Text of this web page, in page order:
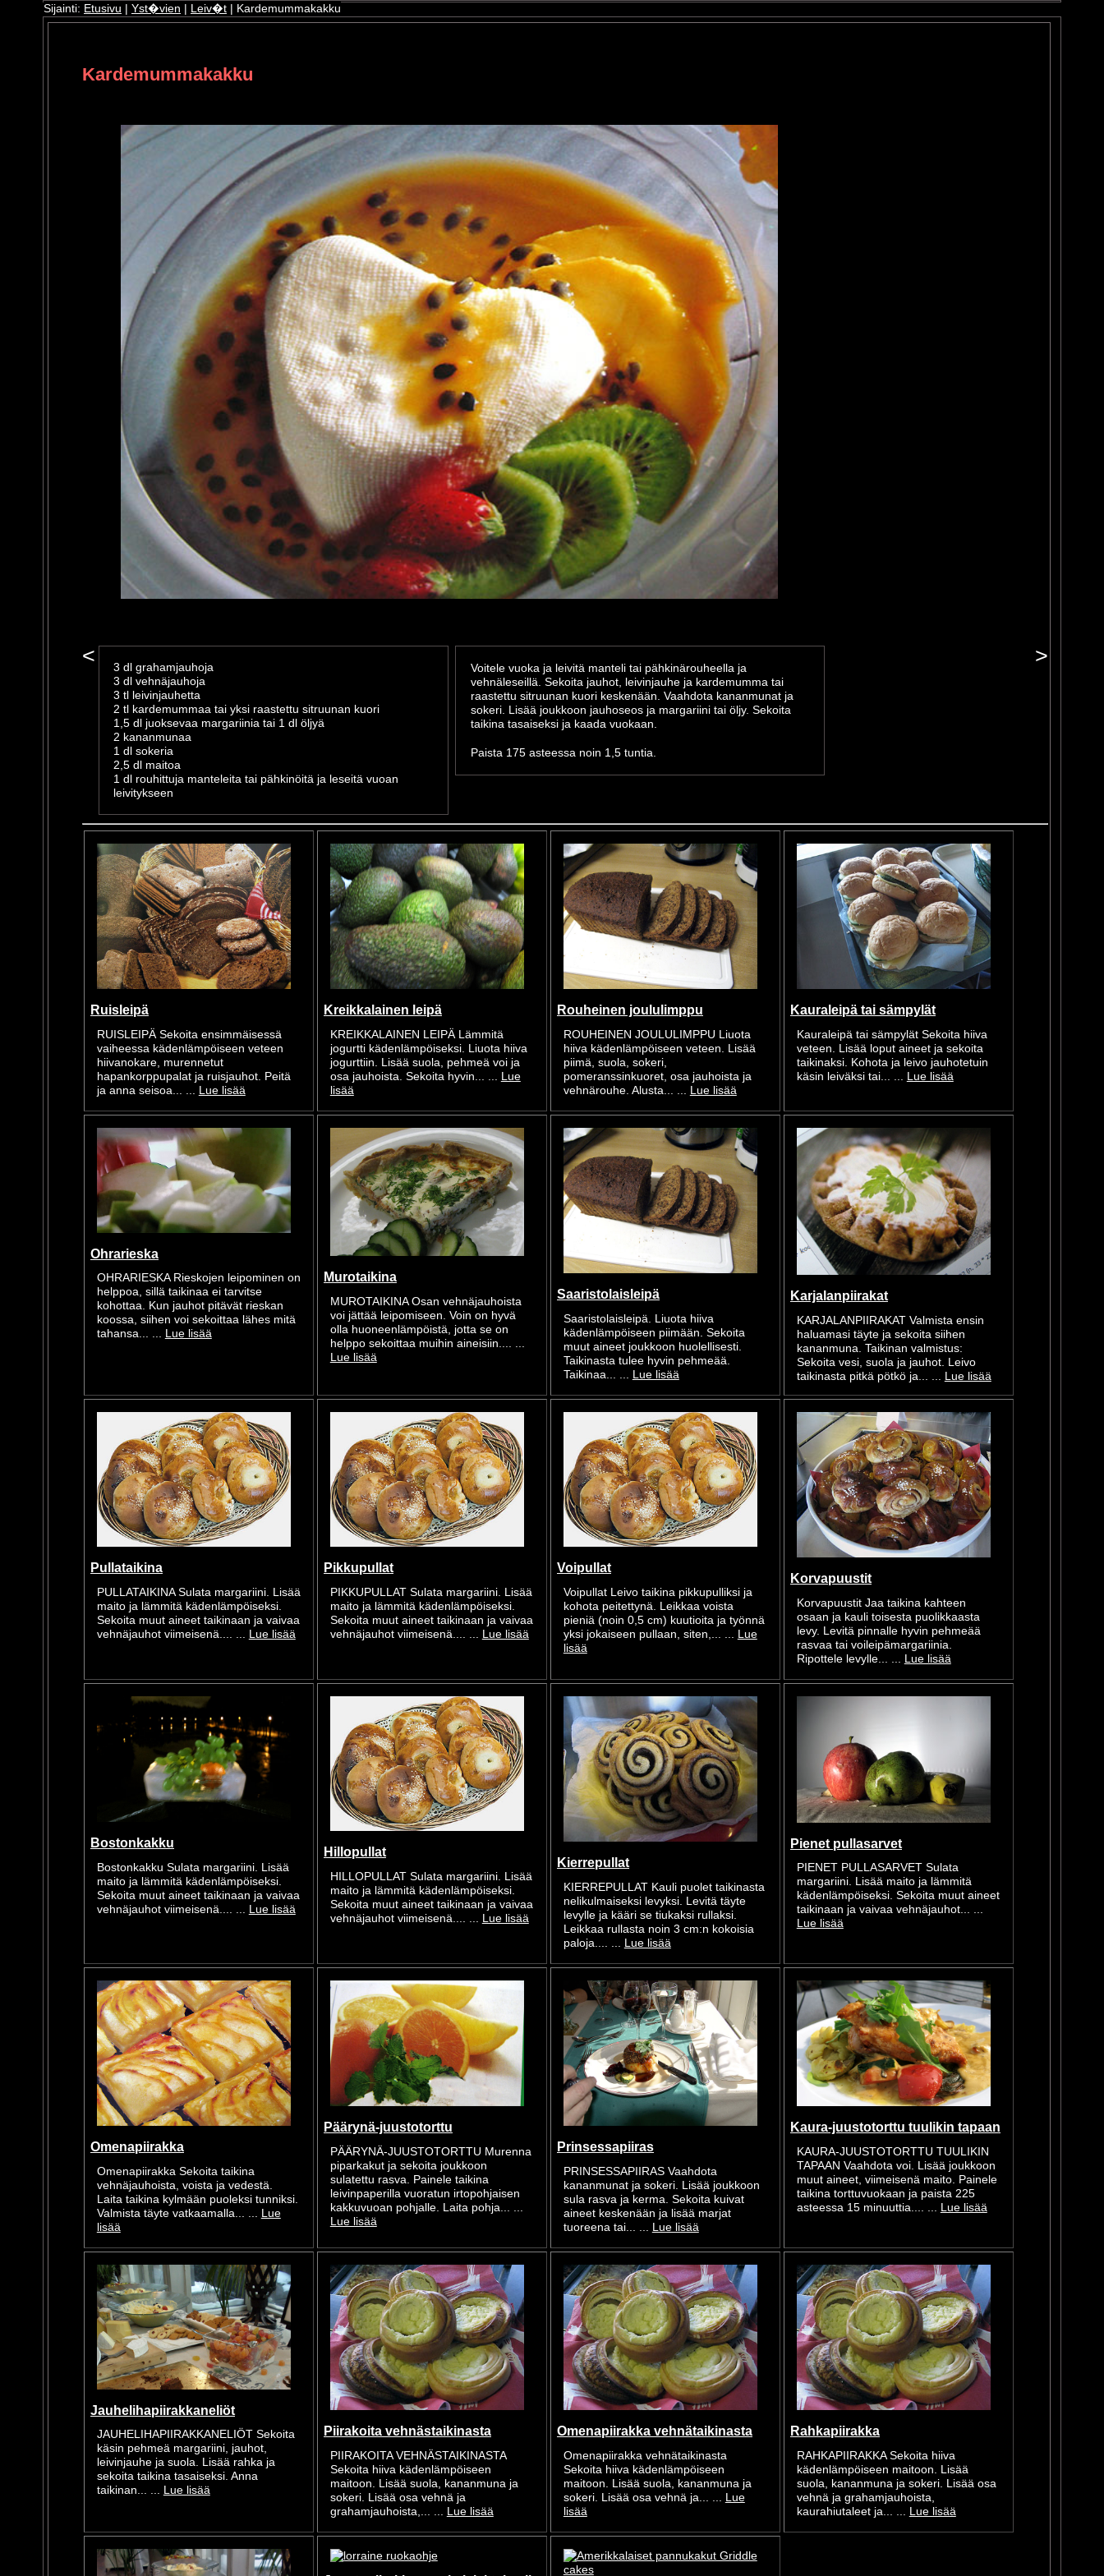
Sijainti: Etusivu Yst�vien Leiv�t | Kardemummakakku
Kardemummakakku
< >
3 dl grahamjauhoja
3 dl vehnäjauhoja
3 tl leivinjauhetta
2 tl kardemummaa tai yksi raastettu sitruunan kuori
1,5 dl juoksevaa margariinia tai 1 dl öljyä
2 kananmunaa
1 dl sokeria
2,5 dl maitoa
1 dl rouhittuja manteleita tai pähkinöitä ja leseitä vuoan
leivitykseen
Voitele vuoka ja leivitä manteli tai pähkinärouheella ja
vehnäleseillä. Sekoita jauhot, leivinjauhe ja kardemumma tai
raastettu sitruunan kuori keskenään. Vaahdota kananmunat ja
sokeri. Lisää joukkoon jauhoseos ja margariini tai öljy. Sekoita
taikina tasaiseksi ja kaada vuokaan.
Paista 175 asteessa noin 1,5 tuntia.
Ruisleipä
RUISLEIPÄ Sekoita ensimmäisessä
vaiheessa kädenlämpöiseen veteen
hiivanokare, murennetut
hapankorppupalat ja ruisjauhot. Peitä
ja anna seisoa... ... Lue lisää
Kreikkalainen leipä
KREIKKALAINEN LEIPÄ Lämmitä
jogurtti kädenlämpöiseksi. Liuota hiiva
jogurttiin. Lisää suola, pehmeä voi ja
osa jauhoista. Sekoita hyvin... ... Lue
lisää
Rouheinen joululimppu
ROUHEINEN JOULULIMPPU Liuota
hiiva kädenlämpöiseen veteen. Lisää
piimä, suola, sokeri,
pomeranssinkuoret, osa jauhoista ja
vehnärouhe. Alusta... ... Lue lisää
Kauraleipä tai sämpylät
Kauraleipä tai sämpylät Sekoita hiiva
veteen. Lisää loput aineet ja sekoita
taikinaksi. Kohota ja leivo jauhotetuin
käsin leiväksi tai... ...
Lue lisää
Ohrarieska
OHRARIESKA Rieskojen leipominen on
helppoa, sillä taikinaa ei tarvitse
kohottaa. Kun jauhot pitävät rieskan
koossa, siihen voi sekoittaa lähes mitä
tahansa... ... Lue lisää
Murotaikina
MUROTAIKINA Osan vehnäjauhoista
voi jättää leipomiseen. Voin on hyvä
olla huoneenlämpöistä, jotta se on
helppo sekoittaa muihin aineisiin.... ...
Lue lisää
Saaristolaisleipä
Saaristolaisleipä. Liuota hiiva
kädenlämpöiseen piimään. Sekoita
muut aineet joukkoon huolellisesti.
Taikinasta tulee hyvin pehmeää.
Taikinaa... ... Lue lisää
Karjalanpiirakat
KARJALANPIIRAKAT Valmista ensin
haluamasi täyte ja sekoita siihen
kananmuna. Taikinan valmistus:
Sekoita vesi, suola ja jauhot. Leivo
taikinasta pitkä pötkö ja... ... Lue lisää
Pullataikina
PULLATAIKINA Sulata margariini. Lisää
maito ja lämmitä kädenlämpöiseksi.
Sekoita muut aineet taikinaan ja vaivaa
vehnäjauhot viimeisenä.... ... Lue lisää
Pikkupullat
PIKKUPULLAT Sulata margariini. Lisää
maito ja lämmitä kädenlämpöiseksi.
Sekoita muut aineet taikinaan ja vaivaa
vehnäjauhot viimeisenä.... ... Lue lisää
Voipullat
Voipullat Leivo taikina pikkupulliksi ja
kohota peitettynä. Leikkaa voista
pieniä (noin 0,5 cm) kuutioita ja työnnä
yksi jokaiseen pullaan, siten,... ... Lue
lisää
Korvapuustit
Korvapuustit Jaa taikina kahteen
osaan ja kauli toisesta puolikkaasta
levy. Levitä pinnalle hyvin pehmeää
rasvaa tai voileipämargariinia.
Ripottele levylle... ...
Lue lisää
Bostonkakku
Bostonkakku Sulata margariini. Lisää
maito ja lämmitä kädenlämpöiseksi.
Sekoita muut aineet taikinaan ja vaivaa
vehnäjauhot viimeisenä.... ... Lue lisää
Hillopullat
HILLOPULLAT Sulata margariini. Lisää
maito ja lämmitä kädenlämpöiseksi.
Sekoita muut aineet taikinaan ja vaivaa
vehnäjauhot viimeisenä.... ... Lue lisää
Kierrepullat
KIERREPULLAT Kauli puolet taikinasta
nelikulmaiseksi levyksi. Levitä täyte
levylle ja kääri se tiukaksi rullaksi.
Leikkaa rullasta noin 3 cm:n kokoisia
paloja.... ...
Lue lisää
Pienet pullasarvet
PIENET PULLASARVET Sulata
margariini. Lisää maito ja lämmitä
kädenlämpöiseksi. Sekoita muut aineet
taikinaan ja vaivaa vehnäjauhot... ...
Lue lisää
Omenapiirakka
Omenapiirakka Sekoita taikina
vehnäjauhoista, voista ja vedestä.
Laita taikina kylmään puoleksi tunniksi.
Valmista täyte vatkaamalla... ... Lue
lisää
Päärynä-juustotorttu
PÄÄRYNÄ-JUUSTOTORTTU Murenna
piparkakut ja sekoita joukkoon
sulatettu rasva. Painele taikina
leivinpaperilla vuoratun irtopohjaisen
kakkuvuoan pohjalle. Laita pohja... ...
Lue lisää
Prinsessapiiras
PRINSESSAPIIRAS Vaahdota
kananmunat ja sokeri. Lisää joukkoon
sula rasva ja kerma. Sekoita kuivat
aineet keskenään ja lisää marjat
tuoreena tai... ... Lue lisää
Kaura-juustotorttu tuulikin tapaan
KAURA-JUUSTOTORTTU TUULIKIN
TAPAAN Vaahdota voi. Lisää joukkoon
muut aineet, viimeisenä maito. Painele
taikina torttuvuokaan ja paista 225
asteessa 15 minuuttia.... ... Lue lisää
Jauhelihapiirakkaneliöt
JAUHELIHAPIIRAKKANELIÖT Sekoita
käsin pehmeä margariini, jauhot,
leivinjauhe ja suola. Lisää rahka ja
sekoita taikina tasaiseksi. Anna
taikinan... ... Lue lisää
Piirakoita vehnästaikinasta
PIIRAKOITA VEHNÄSTAIKINASTA
Sekoita hiiva kädenlämpöiseen
maitoon. Lisää suola, kananmuna ja
sokeri. Lisää osa vehnä ja
grahamjauhoista,... ...
Lue lisää
Omenapiirakka vehnätaikinasta
Omenapiirakka vehnätaikinasta
Sekoita hiiva kädenlämpöiseen
maitoon. Lisää suola, kananmuna ja
sokeri. Lisää osa vehnä ja... ...
Lue
lisää
Rahkapiirakka
RAHKAPIIRAKKA Sekoita hiiva
kädenlämpöiseen maitoon. Lisää
suola, kananmuna ja sokeri. Lisää osa
vehnä ja grahamjauhoista,
kaurahiutaleet ja... ...
Lue lisää